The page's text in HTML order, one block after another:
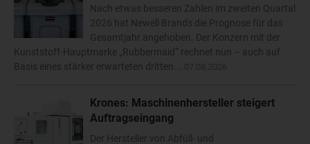
Nach etwas besseren Zahlen im zweiten Quartal
2026 hat Newell Brands die Prognose für das
Gesamtjahr angehoben. Der Konzern mit der
Kunststoff-Hauptmarke „Rubbermaid“ rechnet nun – auch auf
Basis eines stärker erwarteten dritten...
Krones: Maschinenhersteller steigert
Auftragseingang
Der Hersteller von Abfüll- und